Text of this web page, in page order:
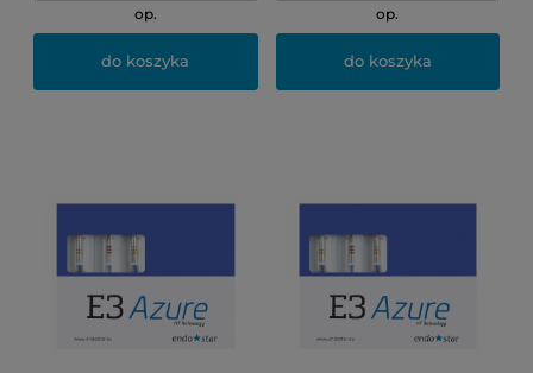
op.
do koszyka
op.
do koszyka